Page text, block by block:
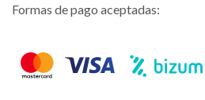
Formas de pago aceptadas: